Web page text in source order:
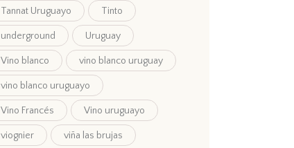
Tannat Uruguayo Tinto
underground Uruguay
Vino blanco vino blanco uruguay
vino blanco uruguayo
Vino Francés Vino uruguayo
viognier viña las brujas